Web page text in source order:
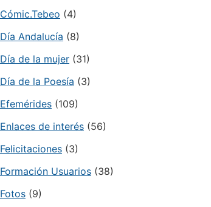
Cómic.Tebeo (4)
Día Andalucía (8)
Día de la mujer (31)
Día de la Poesía (3)
Efemérides (109)
Enlaces de interés (56)
Felicitaciones (3)
Formación Usuarios (38)
Fotos (9)